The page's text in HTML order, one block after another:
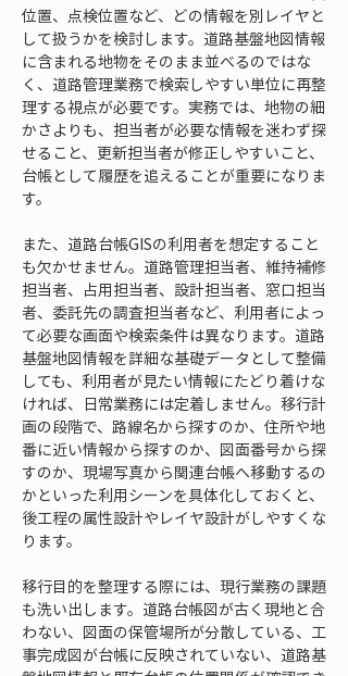
位置、点検位置など、どの情報を別レイヤと
して扱うかを検討します。道路基盤地図情報
に含まれる地物をそのまま並べるのではな
く、道路管理業務で検索しやすい単位に再整
理する視点が必要です。実務では、地物の細
かさよりも、担当者が必要な情報を迷わず探
せること、更新担当者が修正しやすいこと、
台帳として履歴を追えることが重要になりま
す。
また、道路台帳GISの利用者を想定すること
も欠かせません。道路管理担当者、維持補修
担当者、占用担当者、設計担当者、窓口担当
者、委託先の調査担当者など、利用者によっ
て必要な画面や検索条件は異なります。道路
基盤地図情報を詳細な基礎データとして整備
しても、利用者が見たい情報にたどり着けな
ければ、日常業務には定着しません。移行計
画の段階で、路線名から探すのか、住所や地
番に近い情報から探すのか、図面番号から探
すのか、現場写真から関連台帳へ移動するの
かといった利用シーンを具体化しておくと、
後工程の属性設計やレイヤ設計がしやすくな
ります。
移行目的を整理する際には、現行業務の課題
も洗い出します。道路台帳図が古く現地と合
わない、図面の保管場所が分散している、工
事完成図が台帳に反映されていない、道路基